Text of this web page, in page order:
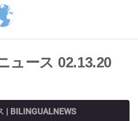
ュース 02.13.20
| BILINGUALNEWS